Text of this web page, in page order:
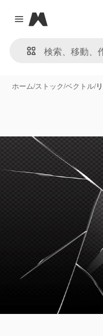
Close menu
Magnific
ホーム/ストック/ベクトル/